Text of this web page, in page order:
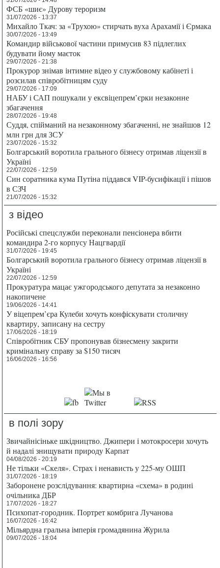
ФСБ «шиє» Дурову тероризм
31/07/2026 - 13:37
Михайло Ткач: за «Трухою» стирчать вуха Арахамії і Єрмака
30/07/2026 - 13:49
Командир військової частини примусив 83 підлеглих
будувати йому маєток
29/07/2026 - 21:38
Прокурор знімав інтимне відео у службовому кабінеті і
розсилав співробітницям суду
29/07/2026 - 17:09
НАБУ і САП пошукали у ексвіцепрем’єрки незаконне
збагачення
28/07/2026 - 19:48
Суддя, спійманий на незаконному збагаченні, не знайшов 12
млн грн для ЗСУ
23/07/2026 - 15:32
Болгарський воротила грального бізнесу отримав ліцензії в
Україні
22/07/2026 - 12:59
Син соратника кума Путіна піддався VIP-бусифікації і пішов
в СЗЧ
21/07/2026 - 15:32
з відео
Російські спецслужби переконали пенсіонера вбити
командира 2-го корпусу Нацгвардії
31/07/2026 - 19:45
Болгарський воротила грального бізнесу отримав ліцензії в
Україні
22/07/2026 - 12:59
Прокуратура мацає ужгородського депутата за незаконно
накопичене
19/06/2026 - 14:41
У віцепрем’єра Кулеби хочуть конфіскувати столичну
квартиру, записану на сестру
17/06/2026 - 18:19
Співробітник СБУ пропонував бізнесмену закрити
кримінальну справу за $150 тисяч
16/06/2026 - 16:56
в полі зору
Звичайнісіньке шкідництво. Джипери і мотокросери хочуть
й надалі знищувати природу Карпат
04/08/2026 - 20:19
Не тільки «Скеля». Страх і ненависть у 225-му ОШП
31/07/2026 - 18:19
Заборонене розслідування: квартирна «схема» в родині
очільника ДБР
17/07/2026 - 18:27
Психопат-городник. Портрет комбрига Лучанова
16/07/2026 - 16:42
Мільярдна гральна імперія громадянина Журила
09/07/2026 - 18:04